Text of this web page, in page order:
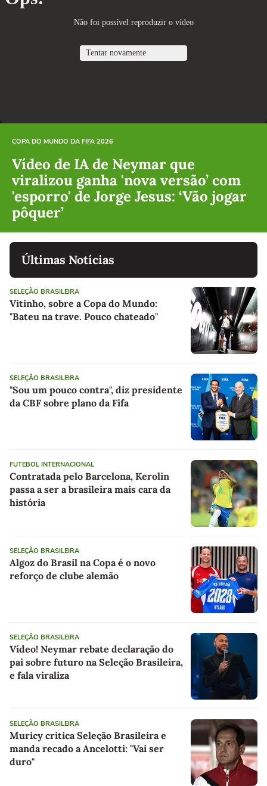
COPA DO MUNDO DA FIFA 2026
Vídeo de IA de Neymar que
viralizou ganha 'nova versão’ com
'esporro' de Jorge Jesus: ‘Vão jogar
pôquer’
Últimas Notícias
SELEÇÃO BRASILEIRA
Vitinho, sobre a Copa do Mundo:
"Bateu na trave. Pouco chateado"
SELEÇÃO BRASILEIRA
"Sou um pouco contra", diz presidente
da CBF sobre plano da Fifa
FUTEBOL INTERNACIONAL
Contratada pelo Barcelona, Kerolin
passa a ser a brasileira mais cara da
história
SELEÇÃO BRASILEIRA
Algoz do Brasil na Copa é o novo
reforço de clube alemão
SELEÇÃO BRASILEIRA
Vídeo! Neymar rebate declaração do
pai sobre futuro na Seleção Brasileira,
e fala viraliza
SELEÇÃO BRASILEIRA
Muricy critica Seleção Brasileira e
manda recado a Ancelotti: "Vai ser
duro"